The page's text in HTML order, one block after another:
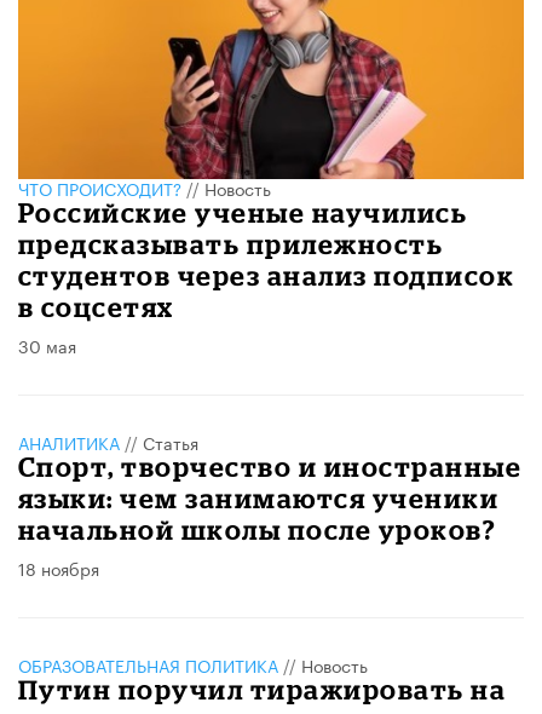
ЧТО ПРОИСХОДИТ?//Новость
Российские ученые научились
предсказывать прилежность
студентов через анализ подписок
в соцсетях
30 мая
АНАЛИТИКА // Статья
Спорт, творчество и иностранные
языки: чем занимаются ученики
начальной школы после уроков?
18 ноября
ОБРАЗОВАТЕЛЬНАЯ ПОЛИТИКА // Новость
Путин поручил тиражировать на